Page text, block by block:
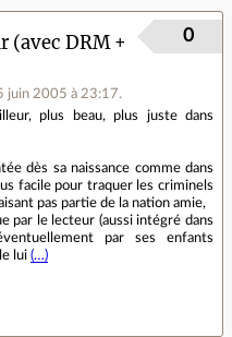
(avec DRM +
juin 2005 à 23:17.
0
plus beau, plus juste dans
dès sa naissance comme dans
facile pour traquer les criminels
pas partie de la nation amie,
par le lecteur (aussi intégré dans
par ses enfants
lui (…)